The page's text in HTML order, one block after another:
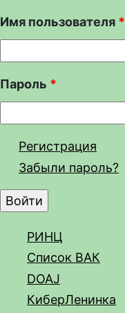
Имя пользователя *
Пароль *
Регистрация
Забыли пароль?
РИНЦ
Список ВАК
DOAJ
КиберЛенинка